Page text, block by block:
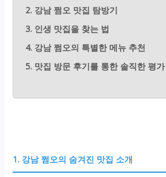
2. 강남 쩜오 맛집 탐방기
3. 인생 맛집을 찾는 법
4. 강남 쩜오의 특별한 메뉴 추천
5. 맛집 방문 후기를 통한 솔직한 평가
1. 강남 쩜오의 숨겨진 맛집 소개